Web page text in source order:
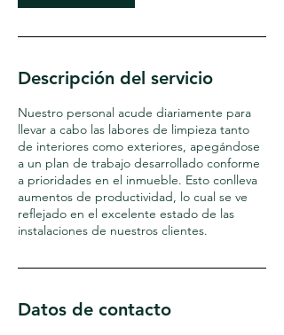
Descripción del servicio
Nuestro personal acude diariamente para
llevar a cabo las labores de limpieza tanto
de interiores como exteriores, apegándose
a un plan de trabajo desarrollado conforme
a prioridades en el inmueble. Esto conlleva
aumentos de productividad, lo cual se ve
reflejado en el excelente estado de las
instalaciones de nuestros clientes.
Datos de contacto